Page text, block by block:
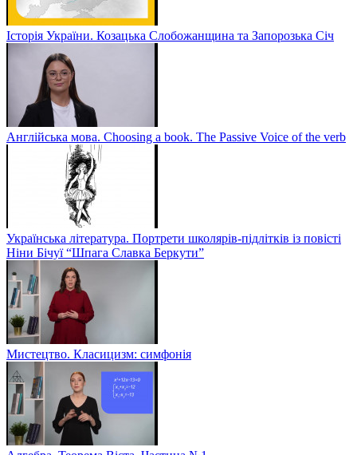
Історія України. Козацька Слобожанщина та Запорозька Січ
Англійська мова. Choosing a book. The Passive Voice of the verb
Українська література. Портрети школярів-підлітків із повісті
Ніни Бічуї “Шпага Славка Беркути”
Мистецтво. Класицизм: симфонія